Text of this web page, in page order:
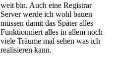
weit bin. Auch eine Registrar
Server werde ich wohl bauen
müssen damit das Später alles
Funktionniert alles in allem noch
viele Träume mal sehen was ich
realisieren kann.